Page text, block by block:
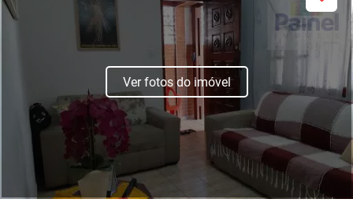
Ver fotos do imóvel